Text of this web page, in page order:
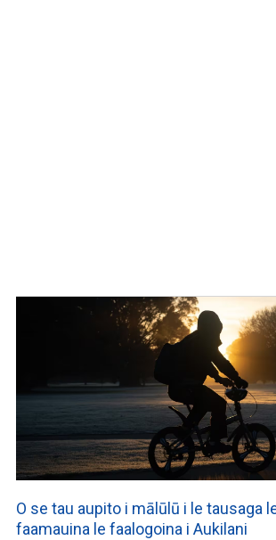
O se tau aupito i mālūlū i le tausaga
faamauina le faalogoina i Aukilani